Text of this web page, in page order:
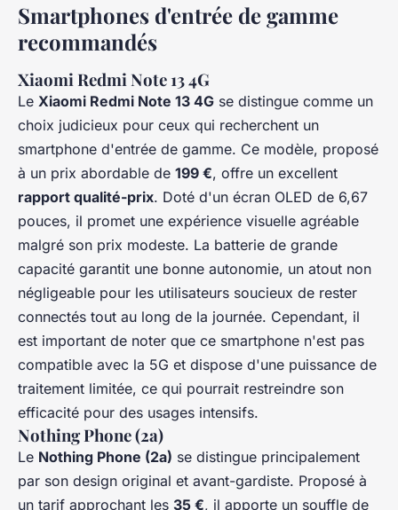
Smartphones d'entrée de gamme
recommandés
Xiaomi Redmi Note 13 4G
Le Xiaomi Redmi Note 13 4G se distingue comme un
choix judicieux pour ceux qui recherchent un
smartphone d'entrée de gamme. Ce modèle, proposé
à un prix abordable de 199 €, offre un excellent
rapport qualité-prix. Doté d'un écran OLED de 6,67
pouces, il promet une expérience visuelle agréable
malgré son prix modeste. La batterie de grande
capacité garantit une bonne autonomie, un atout non
négligeable pour les utilisateurs soucieux de rester
connectés tout au long de la journée. Cependant, il
est important de noter que ce smartphone n'est pas
compatible avec la 5G et dispose d'une puissance de
traitement limitée, ce qui pourrait restreindre son
efficacité pour des usages intensifs.
Nothing Phone (2a)
Le Nothing Phone (2a) se distingue principalement
par son design original et avant-gardiste. Proposé à
un tarif approchant les 35 €, il apporte un souffle de